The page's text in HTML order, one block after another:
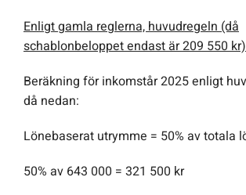
Enligt gamla reglerna, huvudregeln (då
schablonbeloppet endast är 209 550
Beräkning för inkomstår 2025 enligt
då nedan:
Lönebaserat utrymme = 50% av totala
50% av 643 000 = 321 500 kr